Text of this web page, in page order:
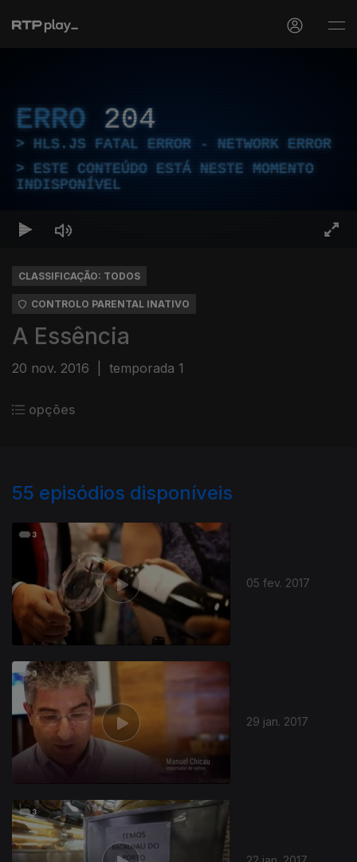
ERRO 204
HLS.JS FATAL ERROR - NETWORK ERROR
ESTE CONTEÚDO ESTÁ NESTE MOMENTO
INDISPONÍVEL
CLASSIFICAÇÃO: TODOS
CONTROLO PARENTAL INATIVO
A Essência
20 nov. 2016 temporada 1
opções
55 episódios disponíveis
05 fev. 2017
29 jan. 2017